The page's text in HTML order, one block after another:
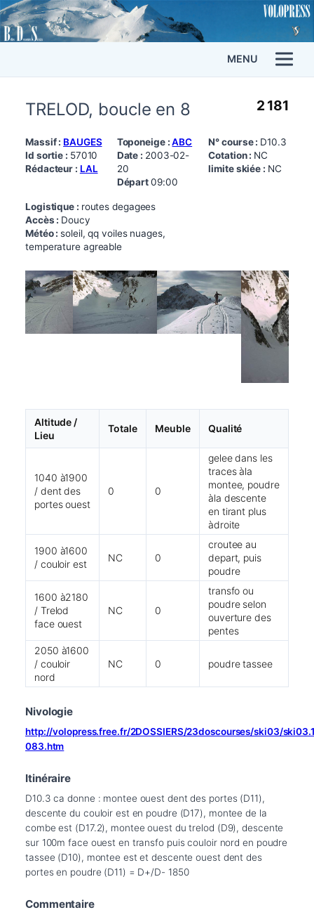
MENU
TRELOD, boucle en 8 2 181
Massif : BAUGES
Id sortie : 57010
Rédacteur : LAL
Toponeige :ABC
Date : 2003-02-
20
Départ09:00
N° course : D10.3
Cotation : NC
limite skiée : NC
Logistique : routes degagees
Accès : Doucy
Météo :soleil, qq voiles nuages,
temperature agreable
Altitude /
Lieu
Totale Meuble Qualité
1040 à1900
/ dent des
portes ouest
0 0
gelee dans les
traces àla
montee, poudre
àla descente
en tirant plus
àdroite
1900 à1600
/ couloir est
NC 0
croutee au
depart, puis
poudre
1600 à2180
/ Trelod
face ouest
NC 0
transfo ou
poudre selon
ouverture des
pentes
2050 à1600
/ couloir
nord
NC 0 poudre tassee
Nivologie
http://volopress.free.fr/2DOSSIERS/23doscourses/ski03/
083.htm
Itinéraire
D10.3 ca donne : montee ouest dent des portes (D11),
descente du couloir est en poudre (D17), montee de la
combe est (D17.2), montee ouest du trelod (D9), descente
sur 100m face ouest en transfo puis couloir nord en poudre
tassee (D10), montee est et descente ouest dent des
portes en poudre (D11) = D+/D- 1850
Commentaire